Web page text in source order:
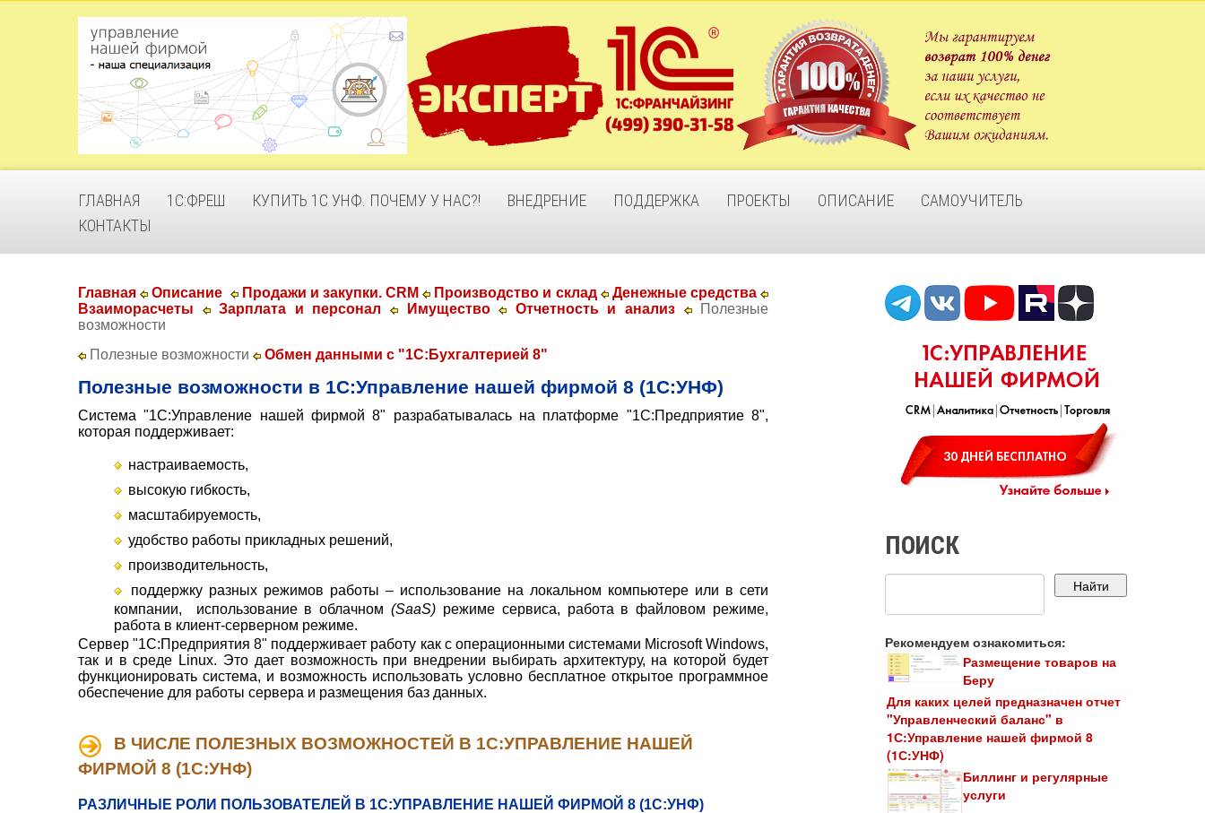
ГЛАВНАЯ 1С:ФРЕШ КУПИТЬ 1С УНФ. ПОЧЕМУ У НАС?! ВНЕДРЕНИЕ ПОДДЕРЖКА ПРОЕКТЫ ОПИСАНИЕ
САМОУЧИТЕЛЬ
КОНТАКТЫ
Главная Описание Продажи и закупки. CRM Производство и склад
Денежные средства
Взаиморасчеты
​​​​​​​Зарплата и персонал ​​​​​​​ Имущество Отчетность и анализ
​​​​​​​ Полезные
возможности
Полезные возможности
Обмен данными с "1С:Бухгалтерией 8"
Полезные возможности в 1С:Управление нашей фирмой 8 (1С:УНФ)
Система "1С:Управление нашей фирмой 8" разрабатывалась на платформе "1С:Предприятие 8",
которая поддерживает:
настраиваемость,
высокую гибкость,
масштабируемость,
удобство работы прикладных решений,
производительность,
поддержку разных режимов работы – использование на локальном компьютере или в сети
компании, использование в облачном(SaaS) режиме сервиса, работа в файловом режиме,
работа в клиент-серверном режиме.
Сервер "1С:Предприятия 8" поддерживает работу как с операционными системами Microsoft Windows,
так и в среде Linux. Это дает возможность при внедрении выбирать архитектуру, на которой будет
функционировать система, и возможность использовать условно бесплатное открытое программное
обеспечение для работы сервера и размещения баз данных.
В ЧИСЛЕ ПОЛЕЗНЫХ ВОЗМОЖНОСТЕЙ В 1С:УПРАВЛЕНИЕ НАШЕЙ
ФИРМОЙ 8 (1С:УНФ)
РАЗЛИЧНЫЕ РОЛИ ПОЛЬЗОВАТЕЛЕЙ В 1С:УПРАВЛЕНИЕ НАШЕЙ ФИРМОЙ 8 (1С:УНФ)
ПОИСК
Рекомендуем ознакомиться:
Размещение товаров на
Беру
Для каких целей предназначен отчет
"Управленческий баланс" в
1С:Управление нашей фирмой 8
(1С:УНФ)
Биллинг и регулярные
услуги